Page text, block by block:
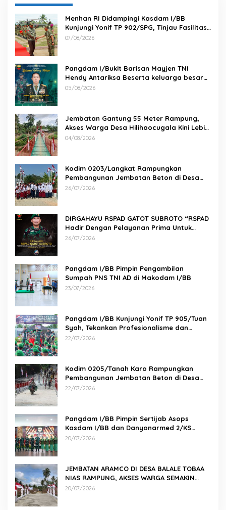
Menhan RI Didampingi Kasdam I/BB
Kunjungi Yonif TP 902/SPG, Tinjau Fasilitas
dan Beri Motivasi Prajurit
07/08/2026
Pangdam I/Bukit Barisan Mayjen TNI
Hendy Antariksa Beserta keluarga besar
Kodam I/BB Mengucapkan : Selamat Ulang
05/08/2026
Jembatan Gantung 55 Meter Rampung,
Akses Warga Desa Hilihaocugala Kini Lebih
Aman
04/08/2026
Kodim 0203/Langkat Rampungkan
Pembangunan Jembatan Beton di Desa
Paluh Manis
26/07/2026
DIRGAHAYU RSPAD GATOT SUBROTO “RSPAD
Hadir Dengan Pelayanan Prima Untuk
Indonesia Maju” 26 JULI 1950 – 26 JULI 2026
26/07/2026
Pangdam I/BB Pimpin Pengambilan
Sumpah PNS TNI AD di Makodam I/BB
23/07/2026
Pangdam I/BB Kunjungi Yonif TP 905/Tuan
Syah, Tekankan Profesionalisme dan
Kesiapan Prajurit
22/07/2026
Kodim 0205/Tanah Karo Rampungkan
Pembangunan Jembatan Beton di Desa
Pernantin
22/07/2026
Pangdam I/BB Pimpin Sertijab Asops
Kasdam I/BB dan Danyonarmed 2/KS
serta Tradisi Korps
20/07/2026
JEMBATAN ARAMCO DI DESA BALALE TOBAA
NIAS RAMPUNG, AKSES WARGA SEMAKIN
MUDAH
20/07/2026